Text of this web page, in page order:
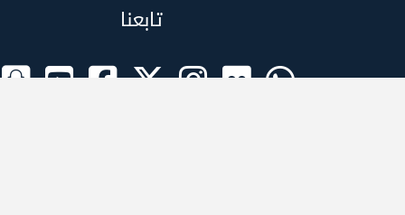
تابعنا